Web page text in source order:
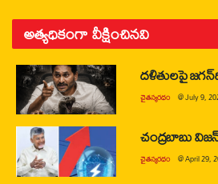
అత్యధికంగా వీక్షించినవి
దళితులపై
చైతన్యరధం @July 9,
చంద్రబాబు
చైతన్యరధం @April 29,